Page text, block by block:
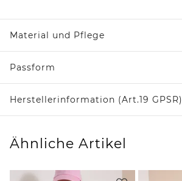
Material und Pflege
Passform
Herstellerinformation (Art.19 GPSR)
Ähnliche Artikel